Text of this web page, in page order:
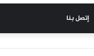
إتصل بنا